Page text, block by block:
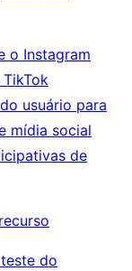
o Instagram
usuário para
mídia social
de
do